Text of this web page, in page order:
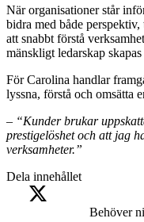
När organisationer står
bidra med både
att snabbt förstå
mänskligt ledarskap
För Carolina handlar
lyssna, förstå och omsätta
– “Kunder brukar
prestigelöshet och att jag
verksamheter.”
Dela innehållet
Behöver